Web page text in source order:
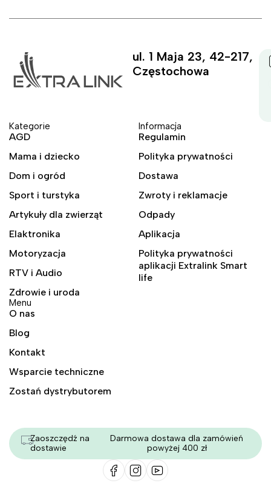
ul. 1 Maja 23, 42-217,
Częstochowa
Kategorie
AGD
Mama i dziecko
Dom i ogród
Sport i turstyka
Artykuły dla zwierząt
Elaktronika
Motoryzacja
RTV i Audio
Zdrowie i uroda
Informacja
Regulamin
Polityka prywatności
Dostawa
Zwroty i reklamacje
Odpady
Aplikacja
Polityka prywatności
aplikacji Extralink Smart
life
Menu
O nas
Blog
Kontakt
Wsparcie techniczne
Zostań dystrybutorem
Zaoszczędź na
dostawie
Darmowa dostawa dla zamówień
powyżej 400 zł